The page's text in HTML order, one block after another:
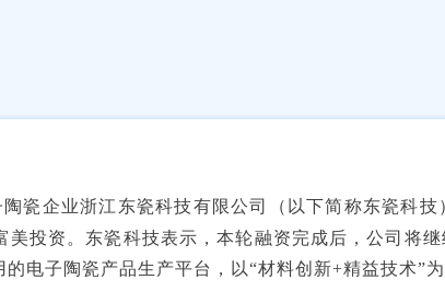
瓷企业浙江东瓷科技有限公司（以下简称东瓷科
投资。东瓷科技表示，本轮融资完成后，公司将
电子陶瓷产品生产平台，以“材料创新+精益技术”